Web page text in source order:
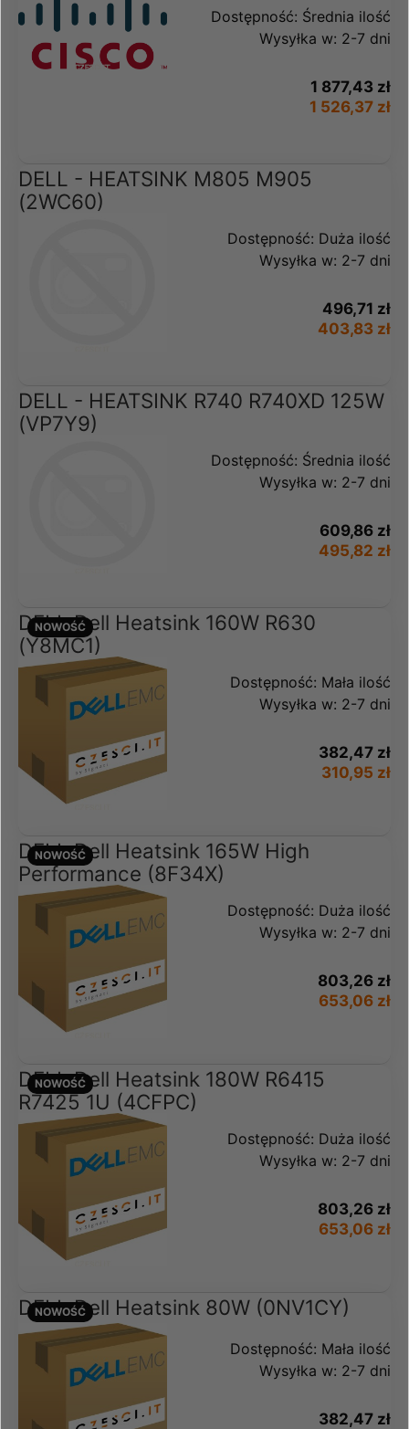
Dostępność: Średnia ilość
Wysyłka w: 2-7 dni
1 877,43 zł
1 526,37 zł
DELL - HEATSINK M805 M905
(2WC60)
Dostępność: Duża ilość
Wysyłka w: 2-7 dni
496,71 zł
403,83 zł
DELL - HEATSINK R740 R740XD 125W
(VP7Y9)
Dostępność: Średnia ilość
Wysyłka w: 2-7 dni
609,86 zł
495,82 zł
DELL Dell Heatsink 160W R630
(Y8MC1)
Dostępność: Mała ilość
Wysyłka w: 2-7 dni
382,47 zł
310,95 zł
NOWOŚĆ
DELL Dell Heatsink 165W High
Performance (8F34X)
Dostępność: Duża ilość
Wysyłka w: 2-7 dni
803,26 zł
653,06 zł
NOWOŚĆ
DELL Dell Heatsink 180W R6415
R7425 1U (4CFPC)
Dostępność: Duża ilość
Wysyłka w: 2-7 dni
803,26 zł
653,06 zł
NOWOŚĆ
DELL Dell Heatsink 80W (0NV1CY)
Dostępność: Mała ilość
Wysyłka w: 2-7 dni
382,47 zł
NOWOŚĆ